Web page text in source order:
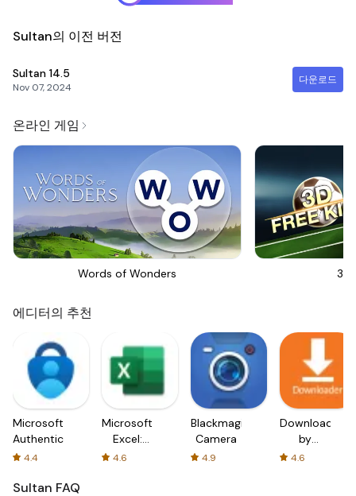
Sultan의 이전 버전
Sultan 14.5
Nov 07, 2024
다운로드
온라인 게임
Words of Wonders 3D
에디터의 추천
Microsoft
Authenticator
4.4
Microsoft
Excel:
Spreadsheets
4.6
Blackmagic
Camera
4.9
Downloader
by
AFTVnews
4.6
Sultan FAQ